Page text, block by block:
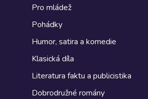
Pro mládež
Pohádky
Humor, satira a komedie
Klasická díla
Literatura faktu a publicistika
Dobrodružné romány